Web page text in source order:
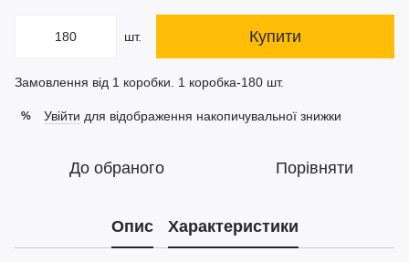
шт. Купити
Замовлення від 1 коробки. 1 коробка-180 шт.
% Увійти для відображення накопичувальної знижки
До обраного Порівняти
Опис Характеристики